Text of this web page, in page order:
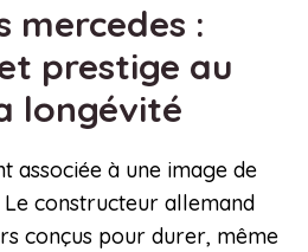
mercedes :
prestige au
longévité
associée à une image de
constructeur allemand
conçus pour durer, même